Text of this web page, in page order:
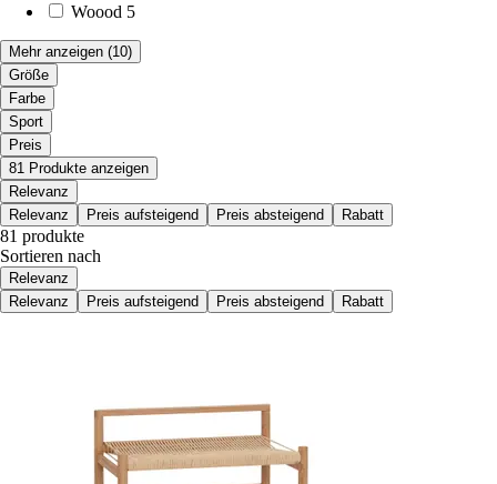
Woood 5
Mehr anzeigen (10)
Größe
Farbe
Sport
Preis
81 Produkte anzeigen
Relevanz
Relevanz
Preis aufsteigend Preis absteigend Rabatt
81 produkte
Sortieren nach
Relevanz
Relevanz
Preis aufsteigend Preis absteigend Rabatt